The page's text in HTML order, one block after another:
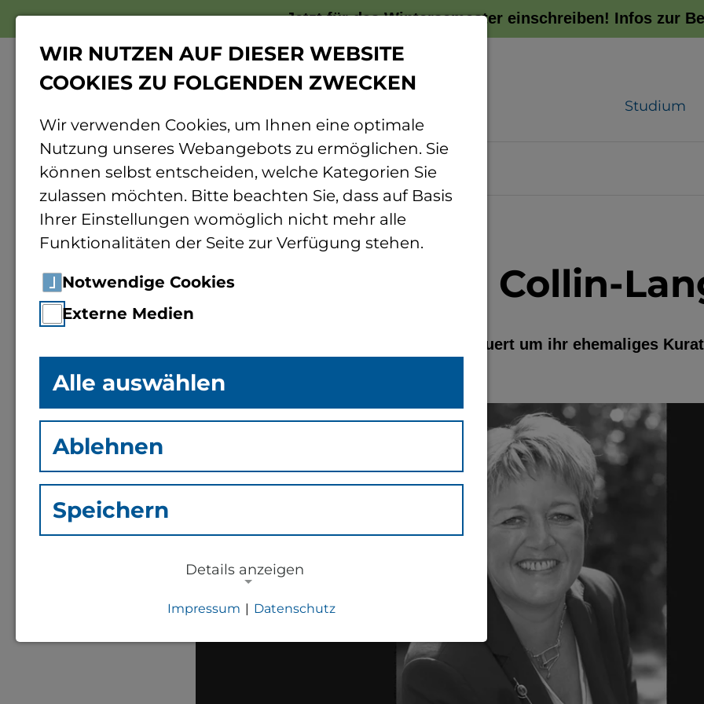
Jetzt für das Wintersemester einschreiben! Infos zur
Studium
Home Nachruf: Birgit Collin-Langen
News08.04.2026
Nachruf: Birgit Collin-
Die Technische Hochschule Bingen trauert um ihr ehemaliges
WIR NUTZEN AUF DIESER WEBSITE
COOKIES ZU FOLGENDEN ZWECKEN
Wir verwenden Cookies, um Ihnen eine optimale
Nutzung unseres Webangebots zu ermöglichen. Sie
können selbst entscheiden, welche Kategorien Sie
zulassen möchten. Bitte beachten Sie, dass auf Basis
Ihrer Einstellungen womöglich nicht mehr alle
Funktionalitäten der Seite zur Verfügung stehen.
Notwendige Cookies
Externe Medien
Alle auswählen
Ablehnen
Speichern
Details anzeigen
Notwendige Cookies zur Session-Verwaltung und
Impressum | Datenschutz